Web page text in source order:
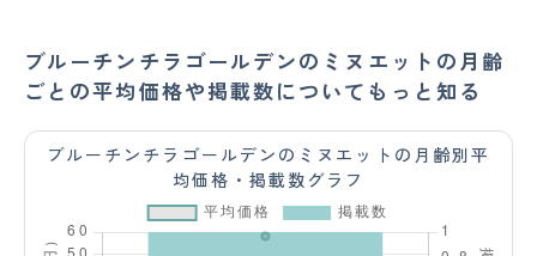
ブルーチンチラゴールデンのミヌエットの月齢
ごとの平均価格や掲載数についてもっと知る
ブルーチンチラゴールデンのミヌエットの月齢別平
均価格・掲載数グラフ